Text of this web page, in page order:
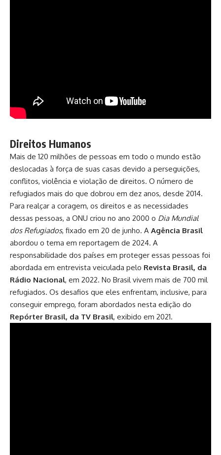
Direitos Humanos
Mais de 120 milhões de pessoas em todo o mundo estão
deslocadas à força de suas casas devido a perseguições,
conflitos, violência e violação de direitos. O número de
refugiados mais do que dobrou em dez anos, desde 2014.
Para realçar a coragem, os direitos e as necessidades
dessas pessoas, a ONU criou no ano 2000 o Dia Mundial
dos Refugiados, fixado em 20 de junho. A Agência Brasil
abordou o tema em reportagem de 2024. A
responsabilidade dos países em proteger essas pessoas foi
abordada em entrevista veiculada pelo Revista Brasil, da
Rádio Nacional, em 2022. No Brasil vivem mais de 700 mil
refugiados. Os desafios que eles enfrentam, inclusive, para
conseguir emprego, foram abordados nesta edição do
Repórter Brasil, da TV Brasil, exibido em 2021.